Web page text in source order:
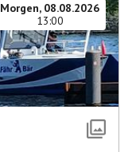
Morgen, 08.08.2026
13:00